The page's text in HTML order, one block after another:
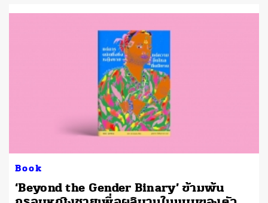
Book
‘Beyond the Gender Binary’ ข้ามพ้น